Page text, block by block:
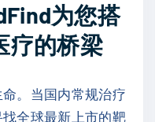
为您搭
疗的桥梁
。当国内常规治疗
全球最新上市的靶